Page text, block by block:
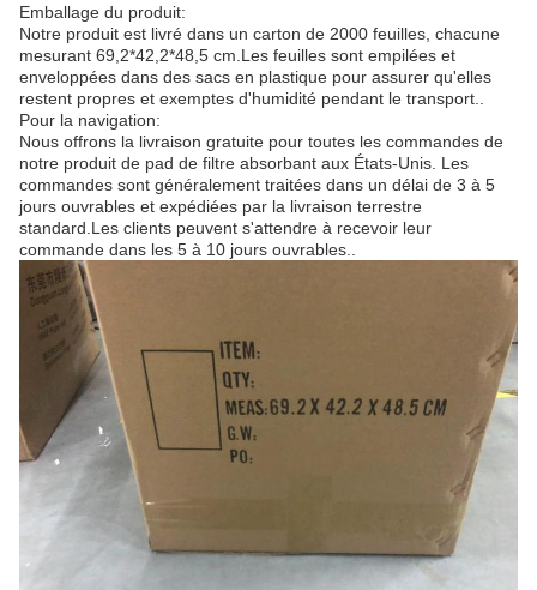
Emballage du produit:
Notre produit est livré dans un carton de 2000 feuilles, chacune
mesurant 69,2*42,2*48,5 cm.Les feuilles sont empilées et
enveloppées dans des sacs en plastique pour assurer qu'elles
restent propres et exemptes d'humidité pendant le transport..
Pour la navigation:
Nous offrons la livraison gratuite pour toutes les commandes de
notre produit de pad de filtre absorbant aux États-Unis. Les
commandes sont généralement traitées dans un délai de 3 à 5
jours ouvrables et expédiées par la livraison terrestre
standard.Les clients peuvent s'attendre à recevoir leur
commande dans les 5 à 10 jours ouvrables..